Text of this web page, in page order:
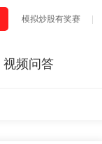
模拟炒股有奖赛
视频问答